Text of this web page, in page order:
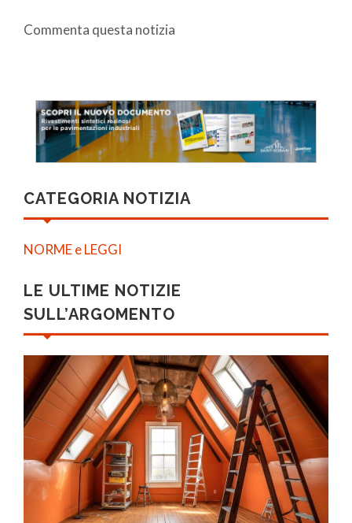
Commenta questa notizia
CATEGORIA NOTIZIA
NORME e LEGGI
LE ULTIME NOTIZIE
SULL’ARGOMENTO